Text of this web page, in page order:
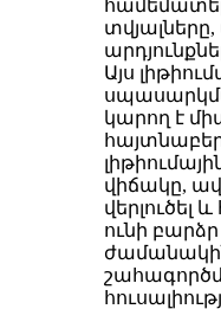
Այս
կարող է
վիճակը,
վերլուծել
ունի